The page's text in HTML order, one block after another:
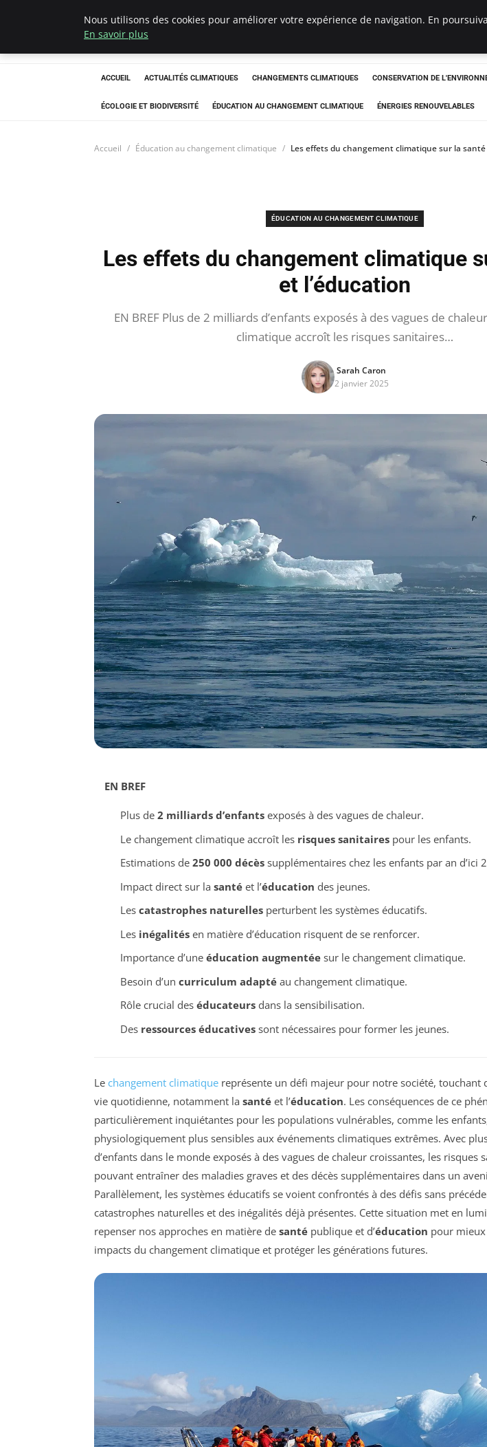
Climatedebtagents
ACCUEIL ACTUALITÉS CLIMATIQUES CHANGEMENTS CLIMATIQUES CONSERVATION DE
ÉCOLOGIE ET BIODIVERSITÉ ÉDUCATION AU CHANGEMENT CLIMATIQUE ÉNERGIES RENOUVELABLES
Accueil Éducation au changement climatique Les effets du changement climatique sur la santé
ÉDUCATION AU CHANGEMENT CLIMATIQUE
Les effets du changement climatique
et l’éducation
EN BREF Plus de 2 milliards d’enfants exposés à des vagues de
climatique accroît les risques sanitaires…
Sarah Caron
2 janvier 2025
EN BREF
Plus de 2 milliards d’enfantsexposés à des vagues de chaleur.
Le changement climatique accroît les risques sanitairespour les enfants.
Estimations de 250 000 décèssupplémentaires chez les enfants par an d’ici
Impact direct sur la santéet l’éducation des jeunes.
Les catastrophes naturellesperturbent les systèmes éducatifs.
Les inégalitésen matière d’éducation risquent de se renforcer.
Importance d’une éducation augmentéesur le changement climatique.
Besoin d’un curriculum adaptéau changement climatique.
Rôle crucial des éducateursdans la sensibilisation.
Des ressources éducativessont nécessaires pour former les jeunes.
Le changement climatique représente un défi majeur pour notre société, touchant
vie quotidienne, notamment la santé et l’éducation. Les conséquences de ce
particulièrement inquiétantes pour les populations vulnérables, comme les
physiologiquement plus sensibles aux événements climatiques extrêmes. Avec
d’enfants dans le monde exposés à des vagues de chaleur croissantes, les risques
pouvant entraîner des maladies graves et des décès supplémentaires dans un
Parallèlement, les systèmes éducatifs se voient confrontés à des défis sans
catastrophes naturelles et des inégalités déjà présentes. Cette situation met en
repenser nos approches en matière de santé publique et d’éducation pour
impacts du changement climatique et protéger les générations futures.
Nous utilisons des cookies pour améliorer votre expérience de navigation. En
En savoir plus